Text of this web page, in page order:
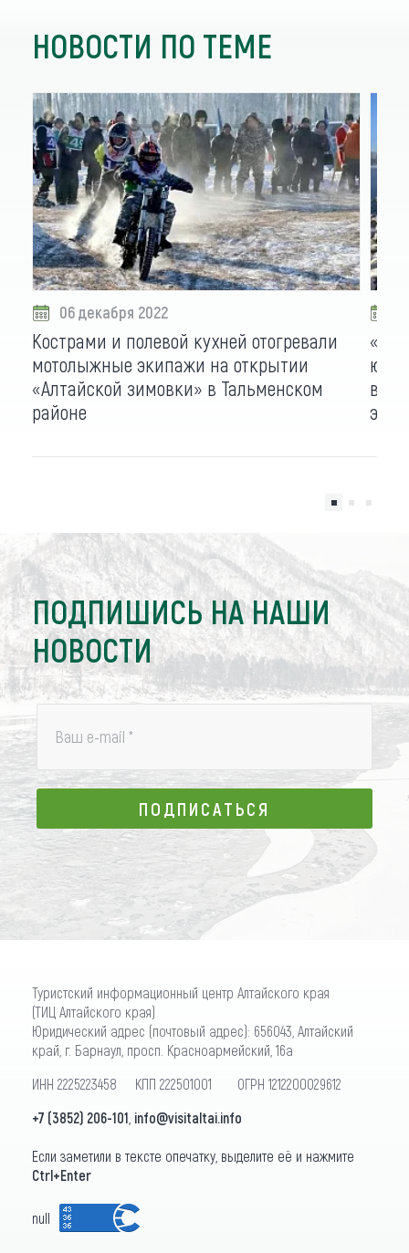
НОВОСТИ ПО ТЕМЕ
06 декабря 2022
Кострами и полевой кухней отогревали
мотолыжные экипажи на открытии
«Алтайской зимовки» в Тальменском
районе
ПОДПИШИСЬ НА НАШИ
НОВОСТИ
Ваш e-mail *
ПОДПИСАТЬСЯ
ПОДПИСАТЬСЯ
Туристский информационный центр Алтайского края
(ТИЦ Алтайского края)
Юридический адрес (почтовый адрес): 656043, Алтайский
край, г. Барнаул, просп. Красноармейский, 16а
ИНН 2225223458 КПП 222501001 ОГРН 1212200029612
+7 (3852) 206-101 info@visitaltai.info
Если заметили в тексте опечатку, выделите её и нажмите
Ctrl+Enter
null